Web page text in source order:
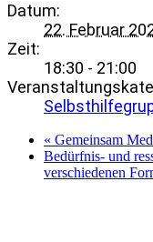
Datum:
22. Februar
Zeit:
18:30 - 21:00
« Gemeinsam
Bedürfnis- und
verschiedenen